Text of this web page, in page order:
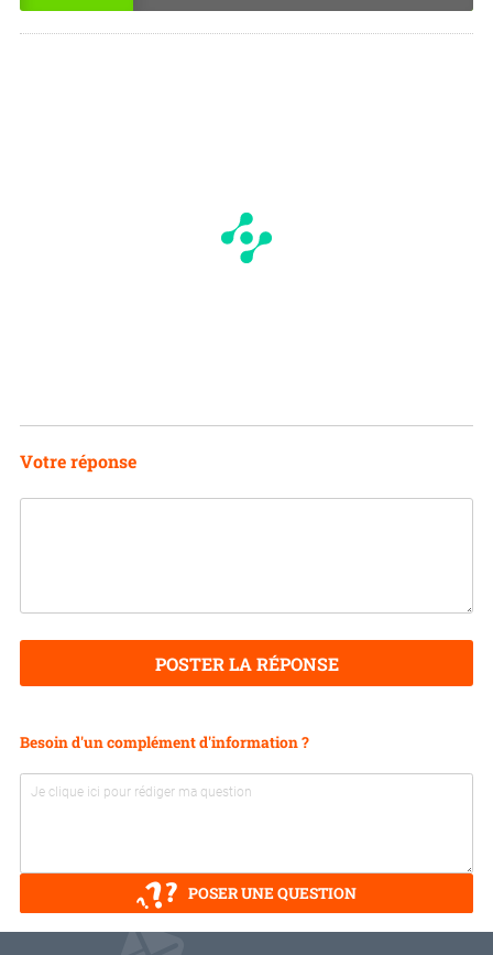
OU
I
NO
Votre réponse
POSTER LA RÉPONSE
Besoin d'un complément d'information ?
POSER UNE QUESTION